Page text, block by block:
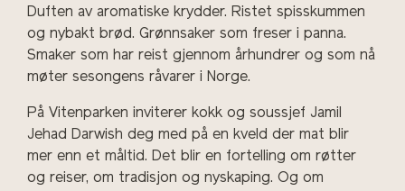
Duften av aromatiske krydder. Ristet spisskummen
og nybakt brød. Grønnsaker som freser i panna.
Smaker som har reist gjennom århundrer og som nå
møter sesongens råvarer i Norge.
På Vitenparken inviterer kokk og soussjef Jamil
Jehad Darwish deg med på en kveld der mat blir
mer enn et måltid. Det blir en fortelling om røtter
og reiser, om tradisjon og nyskaping. Og om